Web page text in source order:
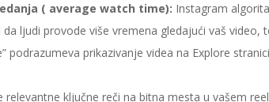
( average watch time): Instagram
da ljudi provode više vremena gledajući vaš
podrazumeva prikazivanje videa na Explore
relevantne ključne reči na bitna mesta u vašem